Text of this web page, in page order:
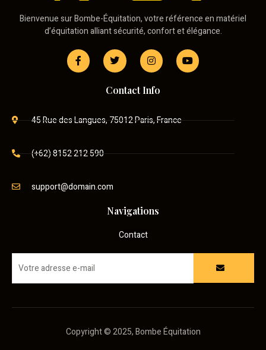
Bienvenue sur Bombe-Équitation, votre référence en matériel
d’équitation alliant sécurité, confort et élégance.
Contact Info
45 Rue des Langues, 75012 Paris, France
(+62) 8152 212 590
support@domain.com
Navigations
Contact
Copyright © 2025, Bombe Équitation